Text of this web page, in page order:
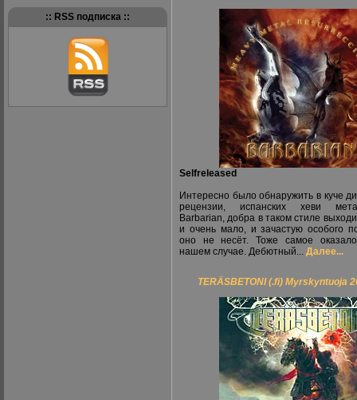
:: RSS подписка ::
Selfreleased
Интересно было обнаружить в куче
рецензии, испанских хеви
Barbarian, добра в таком стиле
и очень мало, и зачастую особого
оно не несёт. Тоже самое
нашем случае. Дебютный... Далее...
TERÄSBETONI (.fi) Myrskyntuoja